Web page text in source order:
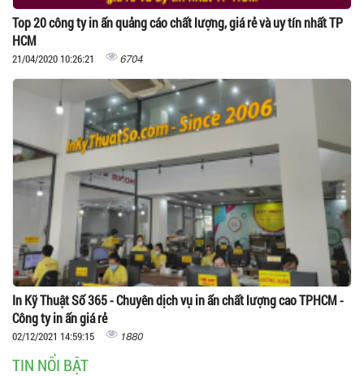
Top 20 công ty in ấn quảng cáo chất lượng, giá rẻ và uy tín nhất TP
HCM
21/04/2020 10:26:21 6704
In Kỹ Thuật Số 365 - Chuyên dịch vụ in ấn chất lượng cao TPHCM -
Công ty in ấn giá rẻ
02/12/2021 14:59:15 1880
TIN NỔI BẬT